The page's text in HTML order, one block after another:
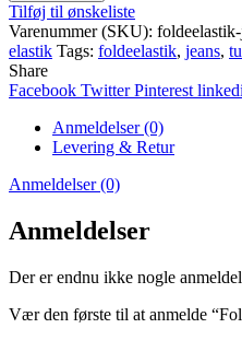
Tilføj til ønskeliste
Varenummer (SKU):
elastik Tags: foldeelastik, jeans,
Share
Facebook Twitter Pinterest
Anmeldelser (0)
Levering & Retur
Anmeldelser (0)
Anmeldelser
Der er endnu ikke nogle
Vær den første til at anmelde